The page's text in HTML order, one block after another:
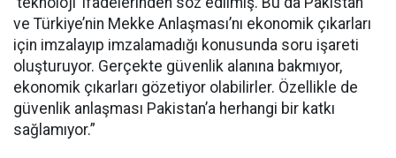
ve Türkiye’nin Mekke Anlaşması’nı ekonomik çıkarları
için imzalayıp imzalamadığı konusunda soru işareti
oluşturuyor. Gerçekte güvenlik alanına bakmıyor,
ekonomik çıkarları gözetiyor olabilirler. Özellikle de
güvenlik anlaşması Pakistan’a herhangi bir katkı
sağlamıyor.”